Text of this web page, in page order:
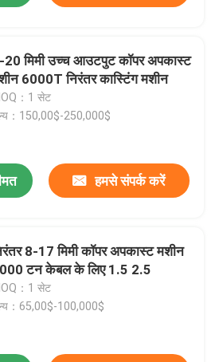
20 मिमी उच्च आउटपुट कॉपर अपकास्ट
6000T निरंतर कास्टिंग मशीन
：1 सेट
：150,00$-250,000$
हमसे संपर्क करें
8-17 मिमी कॉपर अपकास्ट मशीन
टन केबल के लिए 1.5 2.5
：1 सेट
：65,00$-100,000$